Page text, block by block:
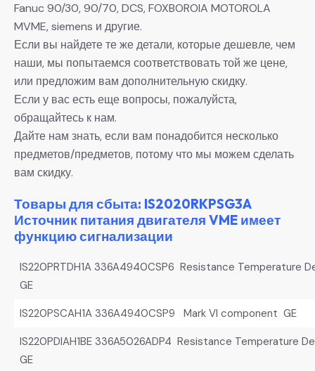
Fanuc 90/30, 90/70, DCS, FOXBOROIA MOTOROLA
MVME, siemens и другие.
Если вы найдете те же детали, которые дешевле, чем
наши, мы попытаемся соответствовать той же цене,
или предложим вам дополнительную скидку.
Если у вас есть еще вопросы, пожалуйста,
обращайтесь к нам.
Дайте нам знать, если вам понадобится несколько
предметов/предметов, потому что мы можем сделать
вам скидку.
Товары для сбыта: IS2020RKPSG3A
Источник питания двигателя VME имеет
функцию сигнализации
IS220PRTDH1A 336A4940CSP6 Resistance Temperature
GE
IS220PSCAH1A 336A4940CSP9 Mark VI component GE
IS220PDIAH1BE 336A5026ADP4 Resistance Temperature
GE